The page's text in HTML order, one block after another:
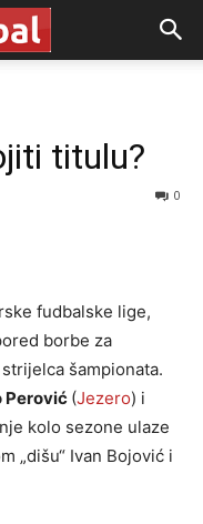
titulu?
0
fudbalske lige,
borbe za
šampionata.
Perović (Jezero) i
kolo sezone ulaze
„dišu“ Ivan Bojović i